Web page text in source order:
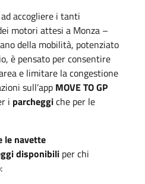
accogliere i tanti
motori attesi a Monza –
della mobilità, potenziato
è pensato per consentire
e limitare la congestione
sull’app MOVE TO GP
i parcheggiche per le
le navette
disponibili per chi